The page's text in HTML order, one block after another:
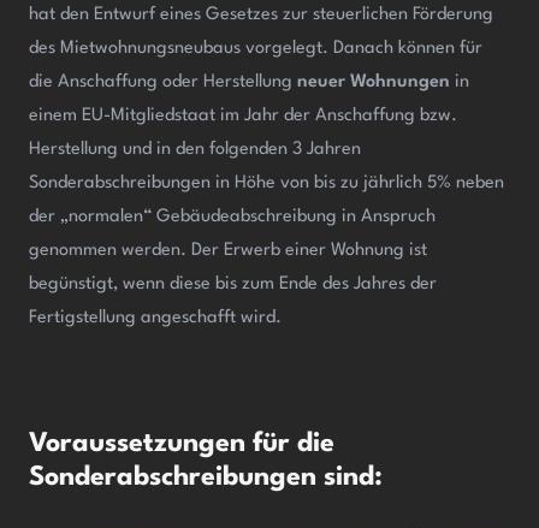
hat den Entwurf eines Gesetzes zur steuerlichen Förderung
des Mietwohnungsneubaus vorgelegt. Danach können für
die Anschaffung oder Herstellung neuer Wohnungen in
einem EU-Mitgliedstaat im Jahr der Anschaffung bzw.
Herstellung und in den folgenden 3 Jahren
Sonderabschreibungen in Höhe von bis zu jährlich 5% neben
der „normalen“ Gebäudeabschreibung in Anspruch
genommen werden. Der Erwerb einer Wohnung ist
begünstigt, wenn diese bis zum Ende des Jahres der
Fertigstellung angeschafft wird.
Voraussetzungen für die
Sonderabschreibungen sind: